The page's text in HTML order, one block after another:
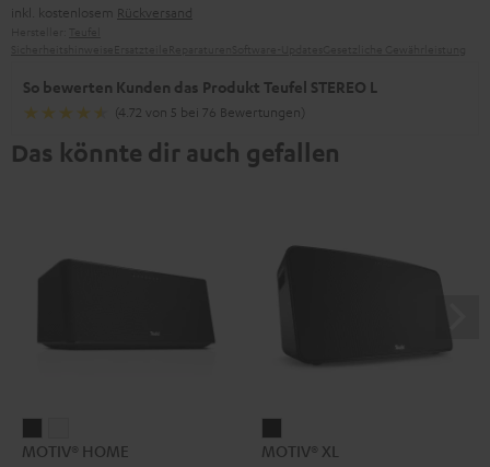
inkl. kostenlosem Rückversand
So bewerten Kunden das Produkt Teufel STEREO L
(4.72 von 5 bei 76 Bewertungen)
Das könnte dir auch gefallen
HOMEHOME
MOTIV® HOME
XL
MOTIV® XL